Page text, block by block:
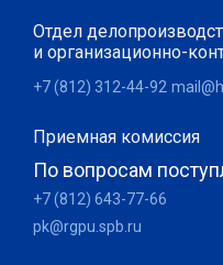
Отдел
и организационно-
+7 (812) 312-44-92
Приемная комиссия
По вопросам
+7 (812) 643-77-66
pk@rgpu.spb.ru